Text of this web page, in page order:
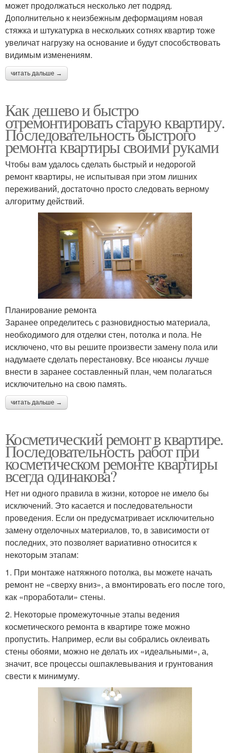
может продолжаться несколько лет подряд.
Дополнительно к неизбежным деформациям новая
стяжка и штукатурка в нескольких сотнях квартир тоже
увеличат нагрузку на основание и будут способствовать
видимым изменениям.
читать дальше →
Как дешево и быстро
отремонтировать старую квартиру.
Последовательность быстрого
ремонта квартиры своими руками
Чтобы вам удалось сделать быстрый и недорогой
ремонт квартиры, не испытывая при этом лишних
переживаний, достаточно просто следовать верному
алгоритму действий.
Планирование ремонта
Заранее определитесь с разновидностью материала,
необходимого для отделки стен, потолка и пола. Не
исключено, что вы решите произвести замену пола или
надумаете сделать перестановку. Все нюансы лучше
внести в заранее составленный план, чем полагаться
исключительно на свою память.
читать дальше →
Косметический ремонт в квартире.
Последовательность работ при
косметическом ремонте квартиры
всегда одинакова?
Нет ни одного правила в жизни, которое не имело бы
исключений. Это касается и последовательности
проведения. Если он предусматривает исключительно
замену отделочных материалов, то, в зависимости от
последних, это позволяет вариативно относится к
некоторым этапам:
1. При монтаже натяжного потолка, вы можете начать
ремонт не «сверху вниз», а вмонтировать его после того,
как «проработали» стены.
2. Некоторые промежуточные этапы ведения
косметического ремонта в квартире тоже можно
пропустить. Например, если вы собрались оклеивать
стены обоями, можно не делать их «идеальными», а,
значит, все процессы ошпаклевывания и грунтования
свести к минимуму.